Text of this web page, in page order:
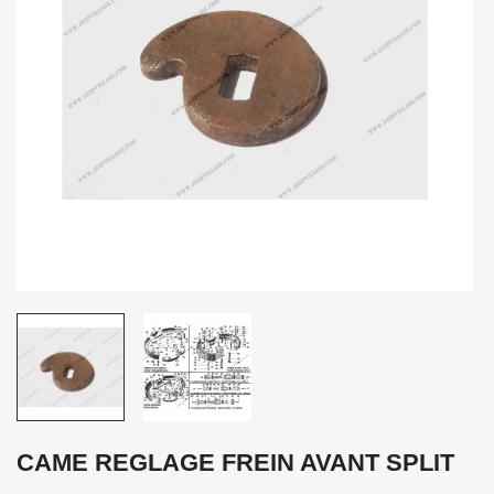
CAME REGLAGE FREIN AVANT SPLIT